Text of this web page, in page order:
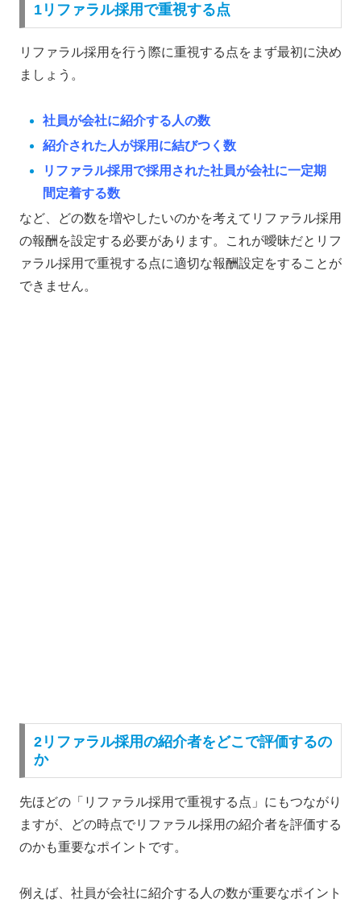
1リファラル採用で重視する点
リファラル採用を行う際に重視する点をまず最初に決め
ましょう。
社員が会社に紹介する人の数
紹介された人が採用に結びつく数
リファラル採用で採用された社員が会社に一定期
間定着する数
など、どの数を増やしたいのかを考えてリファラル採用
の報酬を設定する必要があります。これが曖昧だとリフ
ァラル採用で重視する点に適切な報酬設定をすることが
できません。
2リファラル採用の紹介者をどこで評価するの
か
先ほどの「リファラル採用で重視する点」にもつながり
ますが、どの時点でリファラル採用の紹介者を評価する
のかも重要なポイントです。
例えば、社員が会社に紹介する人の数が重要なポイント